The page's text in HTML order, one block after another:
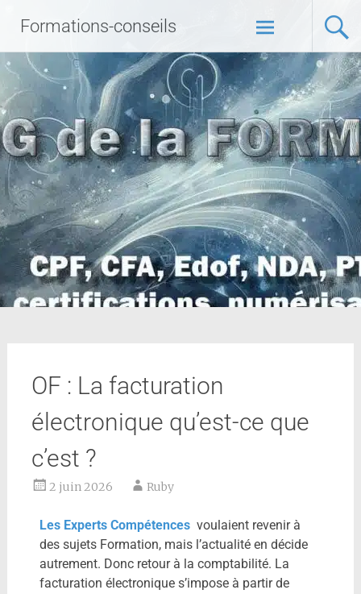
Formations-conseils
OF : La facturation
électronique qu’est-ce que
c’est ?
2 juin 2026 Ruby
Les Experts Compétences voulaient revenir à
des sujets Formation, mais l’actualité en décide
autrement. Donc retour à la comptabilité. La
facturation électronique s’impose à partir de